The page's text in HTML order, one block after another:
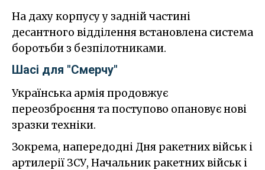
На даху корпусу у задній частині
десантного відділення встановлена система
боротьби з безпілотниками.
Шасі для "Смерчу"
Українська армія продовжує
переозброєння та поступово опановує нові
зразки техніки.
Зокрема, напередодні Дня ракетних військ і
артилерії ЗСУ, Начальник ракетних військ і